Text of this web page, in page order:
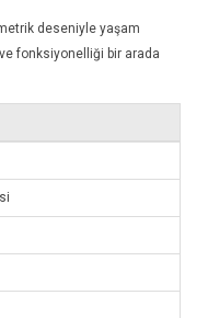
deseniyle yaşam
fonksiyonelliği bir arada